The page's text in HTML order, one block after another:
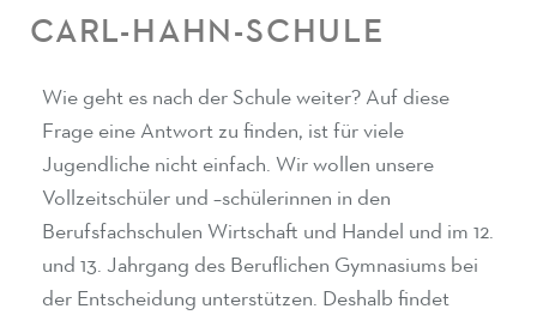
CARL-HAHN-SCHULE
Wie geht es nach der Schule weiter? Auf diese
Frage eine Antwort zu finden, ist für viele
Jugendliche nicht einfach. Wir wollen unsere
Vollzeitschüler und –schülerinnen in den
Berufsfachschulen Wirtschaft und Handel und im 12.
und 13. Jahrgang des Beruflichen Gymnasiums bei
der Entscheidung unterstützen. Deshalb findet